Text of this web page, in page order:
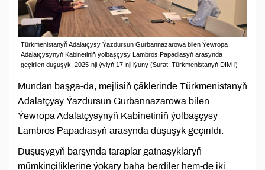
Türkmenistanyň Adalatçysy Ýazdursun Gurbannazarowa bilen Ýewropa
Adalatçysynyň Kabinetiniň ýolbaşçysy Lambros Papadiasyň arasynda
geçirilen duşuşyk, 2025-nji ýylyň 17-nji iýuny (Surat: Türkmenistanyň DIM-i)
Mundan başga-da, mejlisiň çäklerinde Türkmenistanyň
Adalatçysy Ýazdursun Gurbannazarowa bilen
Ýewropa Adalatçysynyň Kabinetiniň ýolbaşçysy
Lambros Papadiasyň arasynda duşuşyk geçirildi.
Duşuşygyň barşynda taraplar gatnaşyklaryň
mümkinçiliklerine ýokary baha berdiler hem-de iki